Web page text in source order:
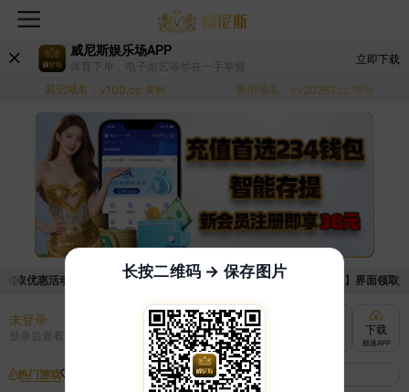
威尼斯娱乐场APP
体育下单，电子游艺等尽在一手掌握
立即下载
易记域名： v100.cc 复制 备用域名： vv20261.cc 复制
取优惠活动的手续麻烦，已新增优惠系统，现在可以前往【福利中心】界面领取
未登录
登录后查看 充值
快速到账
下载
极速APP
热门游戏
长按二维码 → 保存图片